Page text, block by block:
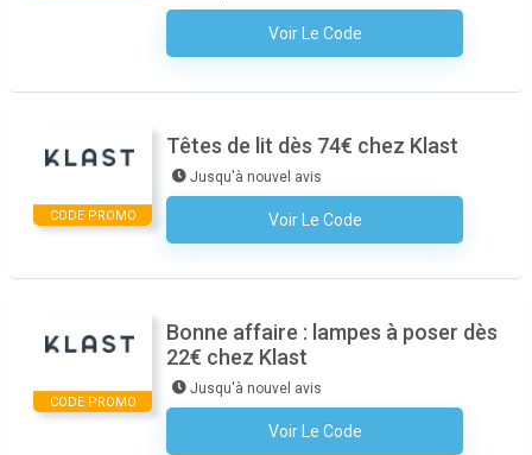
Voir Le Code
Aucun Code N'est Nécessaire
CODE PROMO
Têtes de lit dès 74€ chez Klast
Jusqu'à nouvel avis
Voir Le Code
Aucun Code N'est Nécessaire
CODE PROMO
Bonne affaire : lampes à poser dès
22€ chez Klast
Jusqu'à nouvel avis
Voir Le Code
Aucun Code N'est Nécessaire